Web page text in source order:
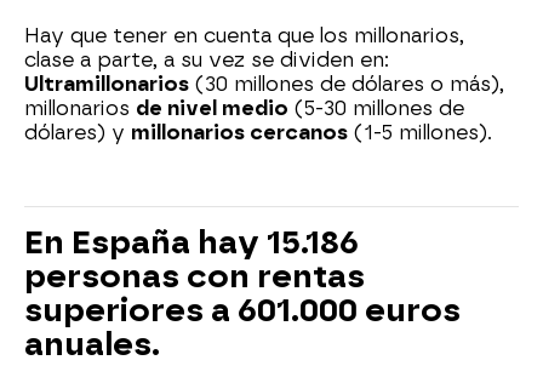
Hay que tener en cuenta que los millonarios,
clase a parte, a su vez se dividen en:
Ultramillonarios (30 millones de dólares o más),
millonarios de nivel medio (5-30 millones de
dólares) y millonarios cercanos (1-5 millones).
En España hay 15.186
personas con rentas
superiores a 601.000 euros
anuales.